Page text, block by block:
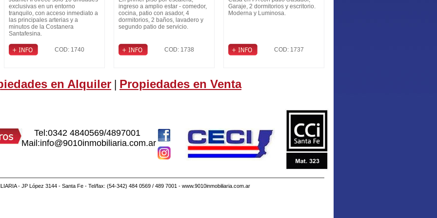
exclusivas en un entorno
tranquilo, con acceso inmediato a
las principales arterias y a
minutos de la Costanera
Santafesina.
COD: 1740
ingreso a amplio estar - comedor,
cocina, patio con asador, 4
dormitorios, 2 baños, lavadero y
segundo patio de servicio.
COD: 1738
Garaje, 2 dormitorios y escritorio.
Moderna y Luminosa.
COD: 1737
en Alquiler | Propiedades en Venta
Tel:0342 4840569/4897001
Mail:info@9010inmobiliaria.com.ar
- JP López 3144 - Santa Fe - Tel/fax: (54-342) 484 0569 / 489 7001 - www.9010inmobiliaria.com.ar